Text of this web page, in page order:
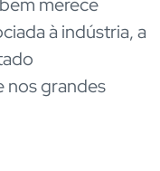
à indústria, a
nos grandes